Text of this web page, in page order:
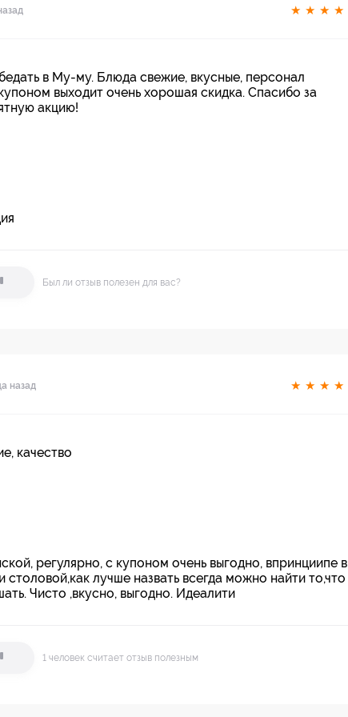
★ ★ ★ ★
в Му-му. Блюда свежие, вкусные, персонал
выходит очень хорошая скидка. Спасибо за
акцию!
Был ли отзыв полезен для вас?
назад ★ ★ ★ ★
качество
регулярно, с купоном очень выгодно, впринциипе в
столовой,как лучше назвать всегда можно найти то,что
Чисто ,вкусно, выгодно. Идеалити
1 человек считает отзыв полезным